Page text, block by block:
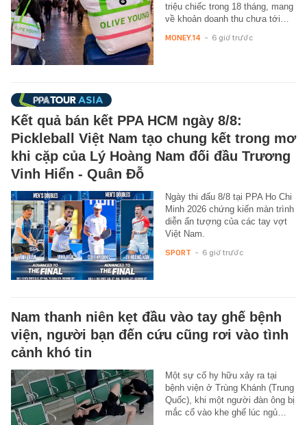
triệu chiếc trong 18 tháng, mang
về khoản doanh thu chưa tới…
MONEY.14 - 6 giờ trước
Kết quả bán kết PPA HCM ngày 8/8:
Pickleball Việt Nam tạo chung kết trong mơ
khi cặp của Lý Hoàng Nam đối đầu Trương
Vinh Hiển - Quân Đỗ
Ngày thi đấu 8/8 tại PPA Ho Chi
Minh 2026 chứng kiến màn trình
diễn ấn tượng của các tay vợt
Việt Nam.
SPORT - 6 giờ trước
Nam thanh niên kẹt đầu vào tay ghế bệnh
viện, người bạn đến cứu cũng rơi vào tình
cảnh khó tin
Một sự cố hy hữu xảy ra tại
bệnh viện ở Trùng Khánh (Trung
Quốc), khi một người đàn ông bị
mắc cổ vào khe ghế lúc ngủ…